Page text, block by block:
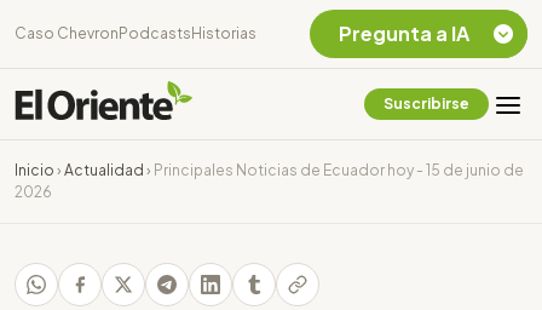
Caso Chevron Podcasts Historias
Suscribirse
Inicio › Actualidad › Principales Noticias de Ecuador hoy - 15 de junio de
2026
Pregunta a IA
Chevron Ecuador